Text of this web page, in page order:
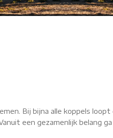
Bij bijna alle koppels
een gezamenlijk belang